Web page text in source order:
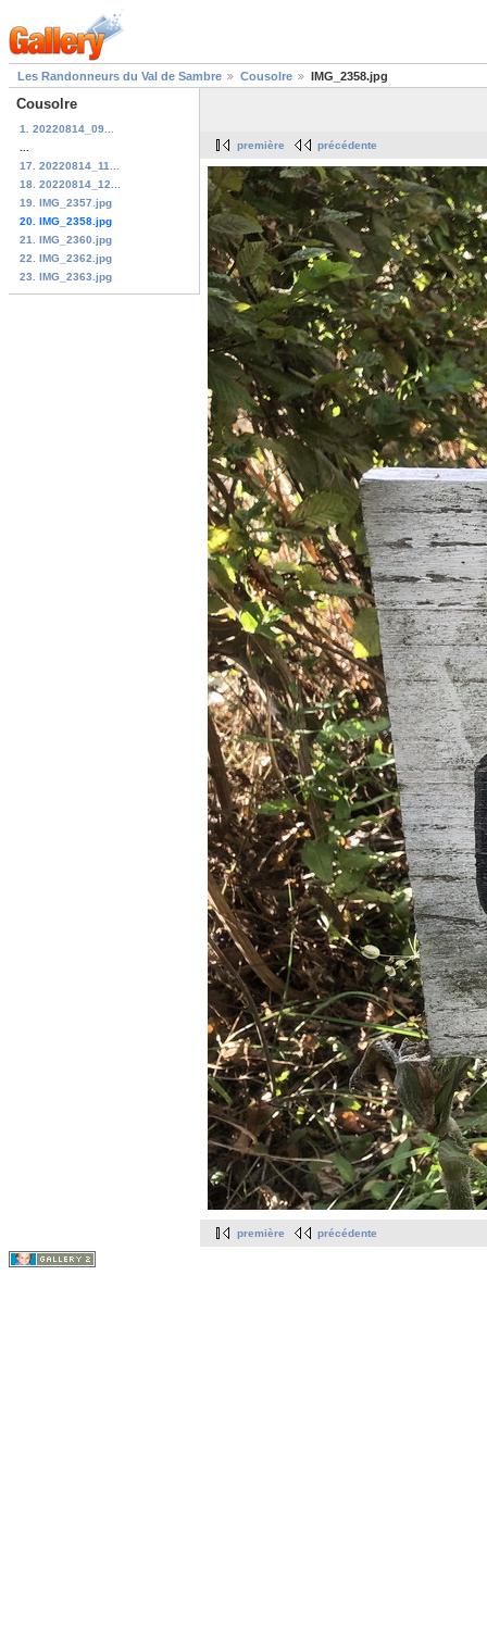
Les Randonneurs du Val de Sambre Cousolre IMG_2358.jpg
Cousolre
1. 20220814_09...
17. 20220814_11...
18. 20220814_12...
19. IMG_2357.jpg
20. IMG_2358.jpg
21. IMG_2360.jpg
22. IMG_2362.jpg
23. IMG_2363.jpg
première précédente
première précédente